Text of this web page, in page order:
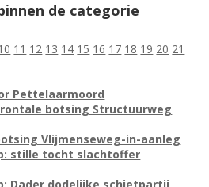
de categorie
11 12 13 14 15 16 17 18 19 20 21
Pettelaarmoord
botsing Structuurweg
Vlijmenseweg-in-aanleg
stille tocht slachtoffer